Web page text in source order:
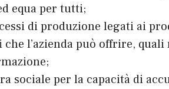
equa per tutti;
di produzione legati ai
l’azienda può offrire,
sociale per la capacità di